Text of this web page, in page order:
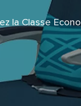
la Classe